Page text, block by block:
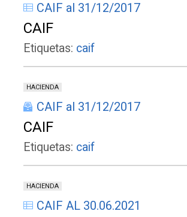
CAIF al 31/12/2017
CAIF
Etiquetas: caif
HACIENDA
CAIF al 31/12/2017
CAIF
Etiquetas: caif
HACIENDA
CAIF AL 30.06.2021